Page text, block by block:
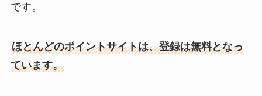
です。
ほとんどのポイントサイトは、登録は無料となっ
ています。